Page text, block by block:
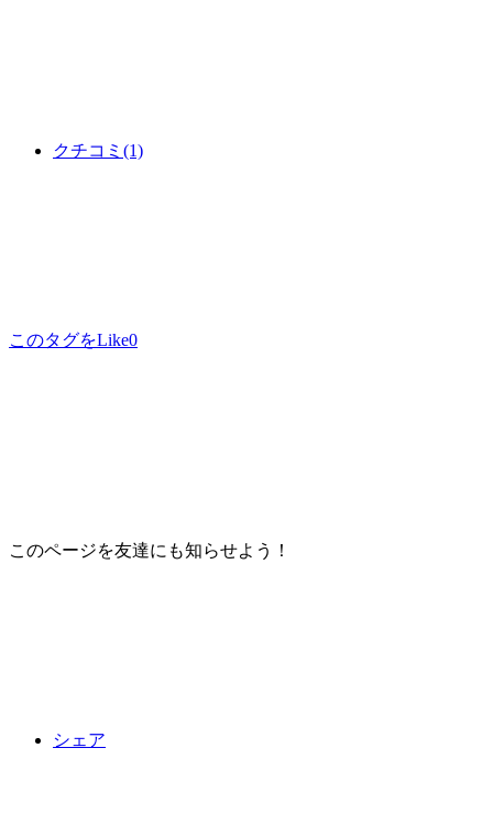
クチコミ (1)
このタグをLike0
このページを友達にも知らせよう！
シェア